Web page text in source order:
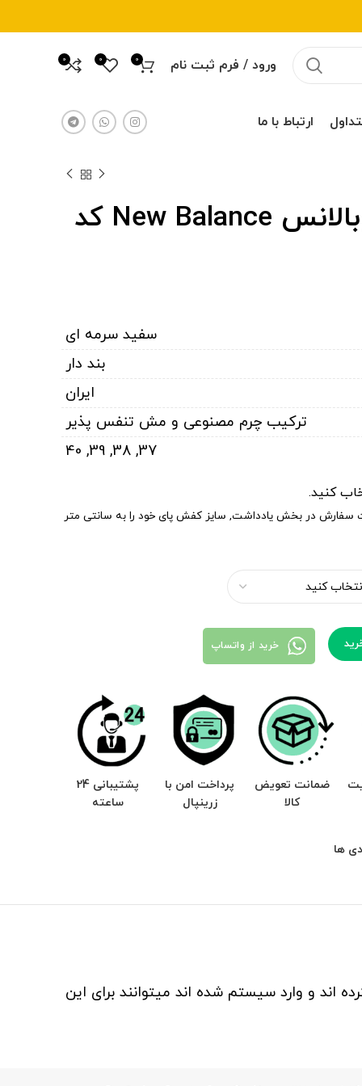
ورود / فرم ثبت نام 0
0
0
ارتباط با ما
کفش زنانه نیوبالانس New Balance کد
سفید سرمه ای
بند دار
ایران
ترکیب چرم مصنوعی و مش تنفس پذیر
37
,
38
,
39
,
40
کنید.
سفارش در بخش یادداشت, سایز کفش پای خود را به سانتی متر
خرید از واتساپ
ضمانت تعویض
کالا
پرداخت امن با
زرینپال
پشتیبانی 24
ساعته
ها
اند و وارد سیستم شده اند میتوانند برای این